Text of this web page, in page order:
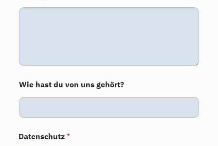
Wie hast du von uns gehört?
Datenschutz*